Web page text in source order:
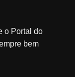
o Portal do
bem